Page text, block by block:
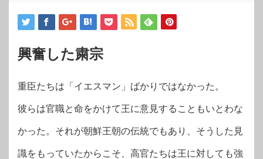
興奮した粛宗
重臣たちは「イエスマン」ばかりではなかった。
彼らは官職と命をかけて王に意見することもいとわな
かった。それが朝鮮王朝の伝統でもあり、そうした見
識をもっていたからこそ、高官たちは王に対しても強